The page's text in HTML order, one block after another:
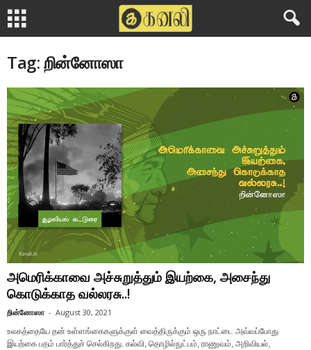
Tag: றின்னோஸா
அமெரிக்காவை அச்சுறுத்தும் இயற்கை, அசைந்து
கொடுக்காத வல்லரசு..!
றின்னோஸா - August 30, 2021
உலகத்தையே தன் உள்ளங்கைகளுக்குள் வைத்திருக்கும் ஒரு நாட்டை அவ்வப்போது
இயற்கை பதம் பார்த்துச் செல்கிறது. கல்வி, தொழில்நுட்பம், ராணுவம், அறிவியல்,